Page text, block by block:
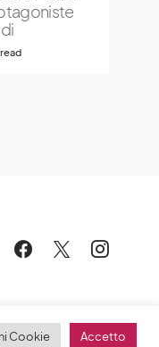
Cookie Accetto